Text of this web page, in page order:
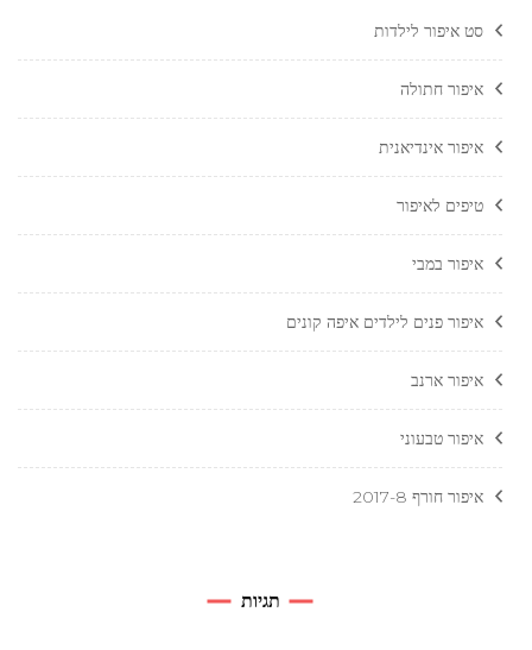
סט איפור לילדות
איפור חתולה
איפור אינדיאנית
טיפים לאיפור
איפור במבי
איפור פנים לילדים איפה קונים
איפור ארנב
איפור טבעוני
איפור חורף 2017-8
תגיות